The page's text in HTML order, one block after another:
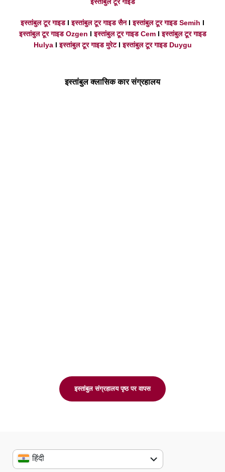
इस्तांबुल टूर गाइडIइस्तांबुल टूर गाइड सैनIइस्तांबुल टूर गाइड Semih I
इस्तांबुल टूर गाइड Ozgen Iइस्तांबुल टूर गाइड CemIइस्तांबुल टूर गाइड
HulyaIइस्तांबुल टूर गाइड मुरेटIइस्तांबुल टूर गाइड Duygu
इस्तांबुल क्लासिक कार संग्रहालय
इस्तांबुल संग्रहालय पृष्ठ पर वापस
हिंदी